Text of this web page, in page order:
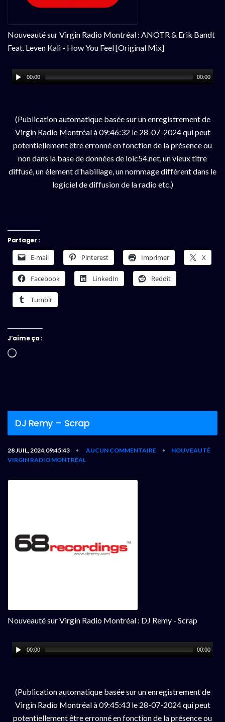
Nouveauté sur Virgin Radio Montréal : ANOTR & Erik Bandt
Feat. Leven Kali - How You Feel [Original Mix]
00:00 00:00
(Publication automatique basée sur un enregistrement de
Virgin Radio Montréal à 09:46:32 le 28-07-2024 qui peut
potentiellement être erronné en fonction de la présence ou
non dans la base de données de loic54.net, un vieux titre
diffusé, un élement d'habillage, un nommage différent dans le
logiciel de diffusion de la radio etc.)
Partager :
E-mail Pinterest Imprimer X
Facebook LinkedIn Reddit
Tumblr
J’aime ça :
Chargement…
DJ Remy – Scrap
28 JUIL, 2024,09:45:43 • AUCUN COMMENTAIRE •
NOUVEAUTÉ
VIRGIN RADIO MONTRÉAL
Nouveauté sur Virgin Radio Montréal : DJ Remy - Scrap
00:00 00:00
(Publication automatique basée sur un enregistrement de
Virgin Radio Montréal à 09:45:43 le 28-07-2024 qui peut
potentiellement être erronné en fonction de la présence ou